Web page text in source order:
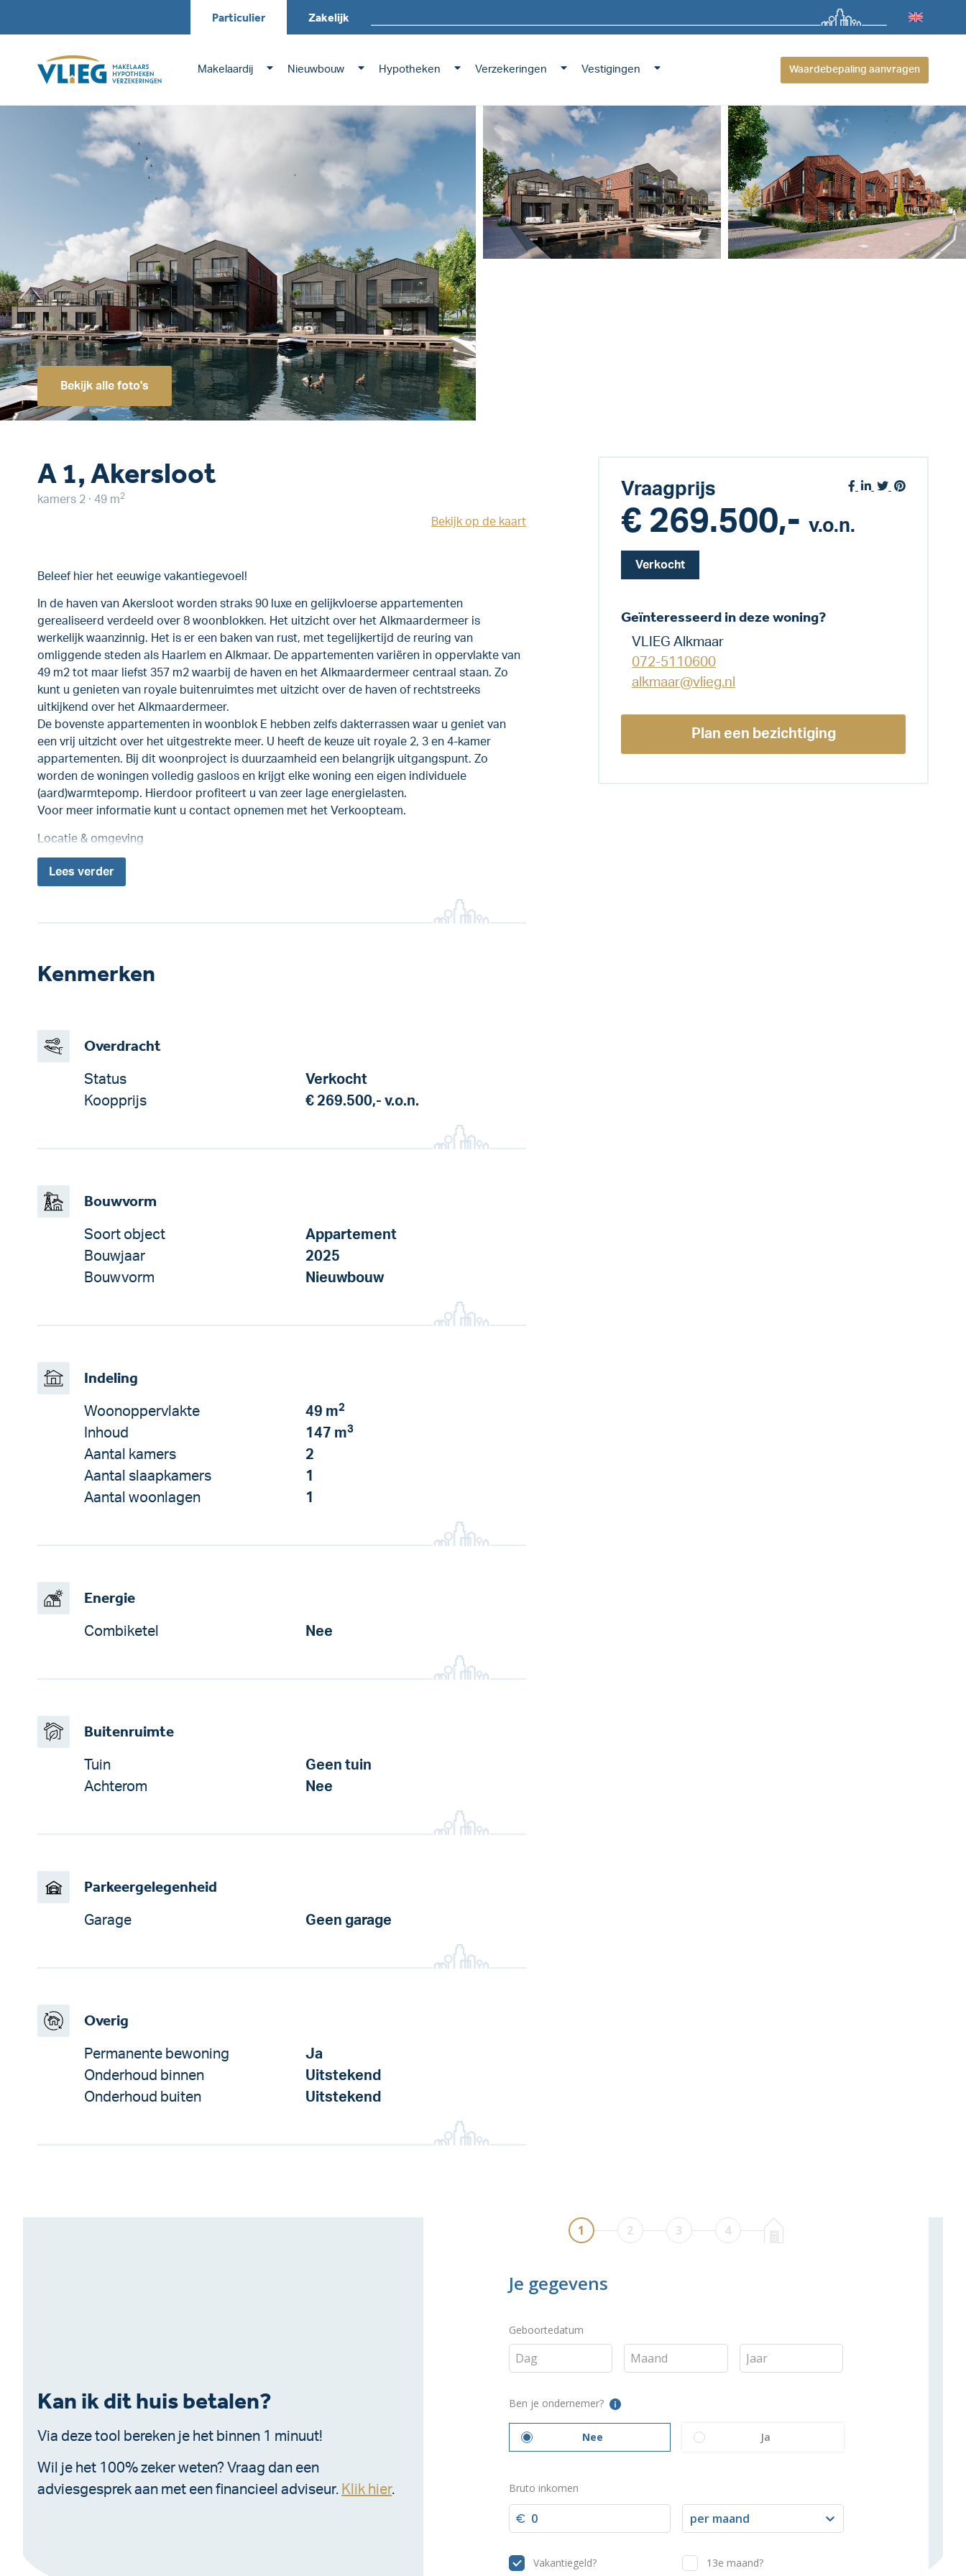
Particulier Zakelijk
Makelaardij Nieuwbouw Hypotheken Verzekeringen Vestigingen Waardebepaling aanvragen
Bekijk alle foto's
A 1, Akersloot
kamers 2 · 49 m2
Bekijk op de kaart
Beleef hier het eeuwige vakantiegevoel!
In de haven van Akersloot worden straks 90 luxe en gelijkvloerse appartementen
gerealiseerd verdeeld over 8 woonblokken. Het uitzicht over het Alkmaardermeer is
werkelijk waanzinnig. Het is er een baken van rust, met tegelijkertijd de reuring van
omliggende steden als Haarlem en Alkmaar. De appartementen variëren in oppervlakte van
49 m2 tot maar liefst 357 m2 waarbij de haven en het Alkmaardermeer centraal staan. Zo
kunt u genieten van royale buitenruimtes met uitzicht over de haven of rechtstreeks
uitkijkend over het Alkmaardermeer.
De bovenste appartementen in woonblok E hebben zelfs dakterrassen waar u geniet van
een vrij uitzicht over het uitgestrekte meer. U heeft de keuze uit royale 2, 3 en 4-kamer
appartementen. Bij dit woonproject is duurzaamheid een belangrijk uitgangspunt. Zo
worden de woningen volledig gasloos en krijgt elke woning een eigen individuele
(aard)warmtepomp. Hierdoor profiteert u van zeer lage energielasten.
Voor meer informatie kunt u contact opnemen met het Verkoopteam.
Locatie & omgeving
Lees verder
Kenmerken
Overdracht
Status
Verkocht
Koopprijs
€ 269.500,- v.o.n.
Bouwvorm
Soort object
Appartement
Bouwjaar
2025
Bouwvorm
Nieuwbouw
Indeling
Woonoppervlakte 49 m2
Inhoud 147 m3
Aantal kamers
2
Aantal slaapkamers
1
Aantal woonlagen
1
Energie
Combiketel Nee
Buitenruimte
Tuin
Geen tuin
Achterom
Nee
Parkeergelegenheid
Garage Geen garage
Overig
Permanente bewoning
Ja
Onderhoud binnen
Uitstekend
Onderhoud buiten
Uitstekend
Vraagprijs
€ 269.500,- v.o.n.
Verkocht
Geïnteresseerd in deze woning?
VLIEG Alkmaar
072-5110600
alkmaar@vlieg.nl
Plan een bezichtiging
Kan ik dit huis betalen?
Via deze tool bereken je het binnen 1 minuut!
Wil je het 100% zeker weten? Vraag dan een
adviesgesprek aan met een financieel adviseur. Klik hier.